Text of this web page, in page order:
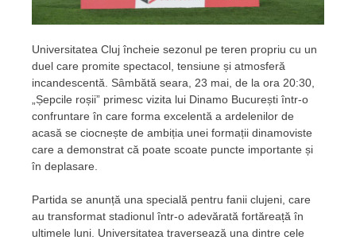
Universitatea Cluj încheie sezonul pe teren propriu cu un
duel care promite spectacol, tensiune și atmosferă
incandescentă. Sâmbătă seara, 23 mai, de la ora 20:30,
„Șepcile roșii” primesc vizita lui Dinamo București într-o
confruntare în care forma excelentă a ardelenilor de
acasă se ciocnește de ambiția unei formații dinamoviste
care a demonstrat că poate scoate puncte importante și
în deplasare.
Partida se anunță una specială pentru fanii clujeni, care
au transformat stadionul într-o adevărată fortăreață în
ultimele luni. Universitatea traversează una dintre cele